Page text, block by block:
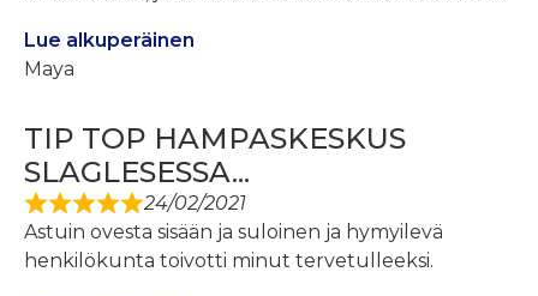
Lue alkuperäinen
Maya
TIP TOP HAMPASKESKUS
SLAGLESESSA...
24/02/2021
Astuin ovesta sisään ja suloinen ja hymyilevä
henkilökunta toivotti minut tervetulleeksi.